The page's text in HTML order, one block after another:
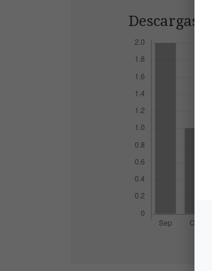
Descargas